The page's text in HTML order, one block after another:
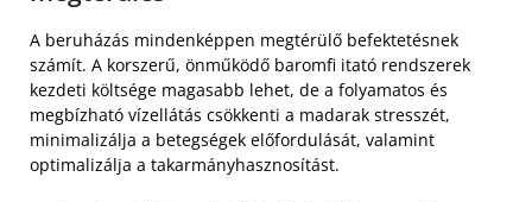
A beruházás mindenképpen megtérülő befektetésnek
számít. A korszerű, önműködő baromfi itató rendszerek
kezdeti költsége magasabb lehet, de a folyamatos és
megbízható vízellátás csökkenti a madarak stresszét,
minimalizálja a betegségek előfordulását, valamint
optimalizálja a takarmányhasznosítást.